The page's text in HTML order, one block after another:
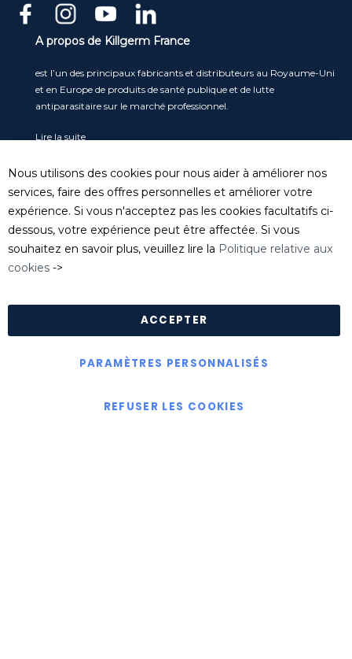
A propos de Killgerm France
est l’un des principaux fabricants et distributeurs au Royaume-Uni
et en Europe de produits de santé publique et de lutte
antiparasitaire sur le marché professionnel.
Lire la suite
Service clients
Tel: 04 74 06 17 20
serviceclient@killgerm.fr
Département technique/ FDS
Nous utilisons des cookies pour nous aider à améliorer nos
services, faire des offres personnelles et améliorer votre
expérience. Si vous n'acceptez pas les cookies facultatifs ci-
dessous, votre expérience peut être affectée. Si vous
souhaitez en savoir plus, veuillez lire la Politique relative aux
cookies ->
ACCEPTER
PARAMÈTRES PERSONNALISÉS
REFUSER LES COOKIES